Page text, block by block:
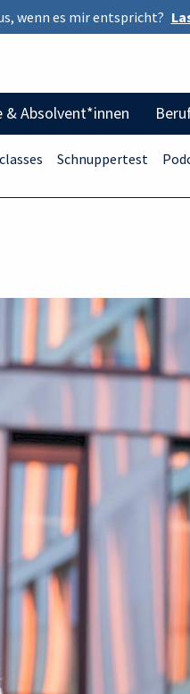
wenn es mir entspricht?
& Absolvent*innen
Schnuppertest